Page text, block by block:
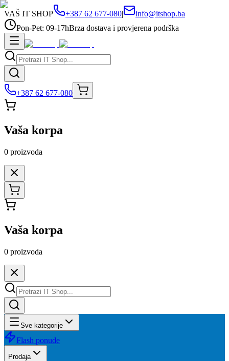
VAŠ IT SHOP +387 62 677-080|
info@itshop.ba
Pon-Pet: 09-17hBrza dostava i provjerena podrška
+387 62 677-080
Vaša korpa
0 proizvoda
Vaša korpa
0 proizvoda
Sve kategorije
Flash ponude
Prodaja